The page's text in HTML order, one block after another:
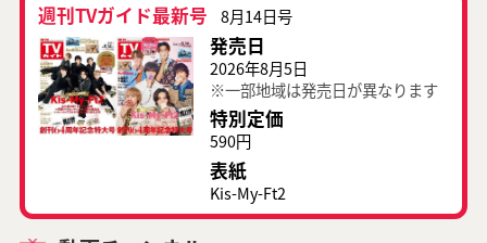
週刊TVガイド最新号 8月14日号
発売日
2026年8月5日
※一部地域は発売日が異なります
特別定価
590円
表紙
Kis-My-Ft2